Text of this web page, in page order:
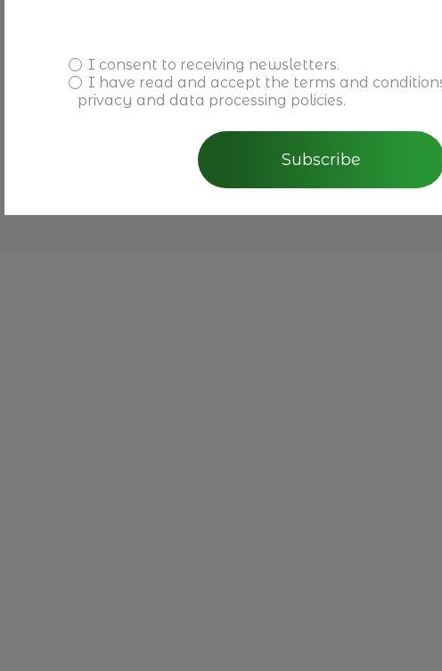
Register here
I consent to receiving newsletters.
I have read and accept the terms and
privacy and data processing policies.
Subscribe